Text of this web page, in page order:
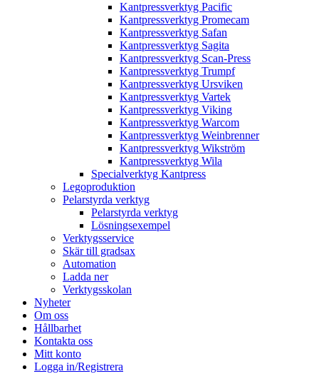
Kantpressverktyg Pacific
Kantpressverktyg Promecam
Kantpressverktyg Safan
Kantpressverktyg Sagita
Kantpressverktyg Scan-Press
Kantpressverktyg Trumpf
Kantpressverktyg Ursviken
Kantpressverktyg Vartek
Kantpressverktyg Viking
Kantpressverktyg Warcom
Kantpressverktyg Weinbrenner
Kantpressverktyg Wikström
Kantpressverktyg Wila
Specialverktyg Kantpress
Legoproduktion
Pelarstyrda verktyg
Pelarstyrda verktyg
Lösningsexempel
Verktygsservice
Skär till gradsax
Automation
Ladda ner
Verktygsskolan
Nyheter
Om oss
Hållbarhet
Kontakta oss
Mitt konto
Logga in/Registrera